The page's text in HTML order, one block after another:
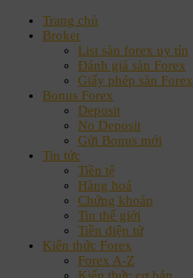
Trang chủ
Broker
List sàn forex uy tín
Đánh giá sàn Forex
Giấy phép sàn Forex
Bonus Forex
Deposit
No Deposit
Gửi Bonus mới
Tin tức
Tiền tệ
Hàng hoá
Chứng khoán
Tin thế giới
Tiền điện tử
Kiến thức Forex
Forex A-Z